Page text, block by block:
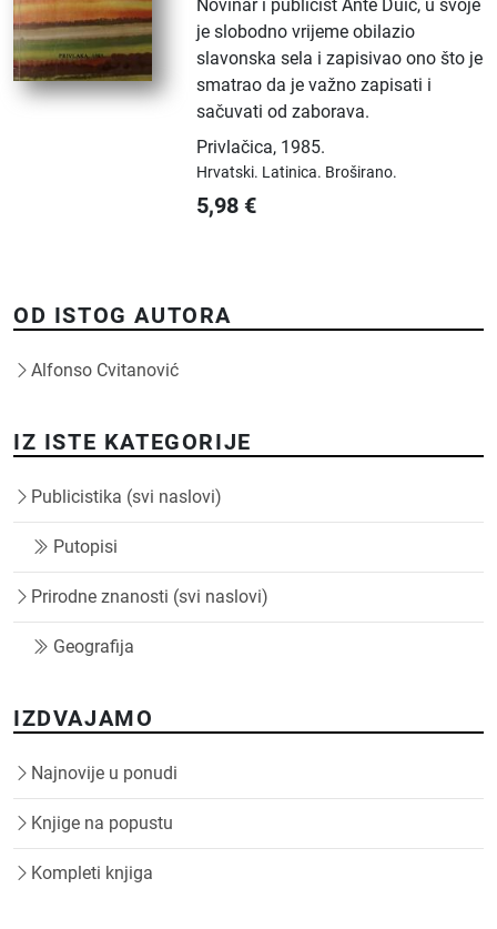
Novinar i publicist Ante Duić, u svoje
je slobodno vrijeme obilazio
slavonska sela i zapisivao ono što je
smatrao da je važno zapisati i
sačuvati od zaborava.
Privlačica, 1985.
Hrvatski. Latinica. Broširano.
5,98 €
OD ISTOG AUTORA
Alfonso Cvitanović
IZ ISTE KATEGORIJE
Publicistika (svi naslovi)
Putopisi
Prirodne znanosti (svi naslovi)
Geografija
IZDVAJAMO
Najnovije u ponudi
Knjige na popustu
Kompleti knjiga